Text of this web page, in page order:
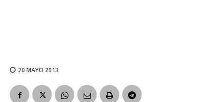
20 MAYO 2013